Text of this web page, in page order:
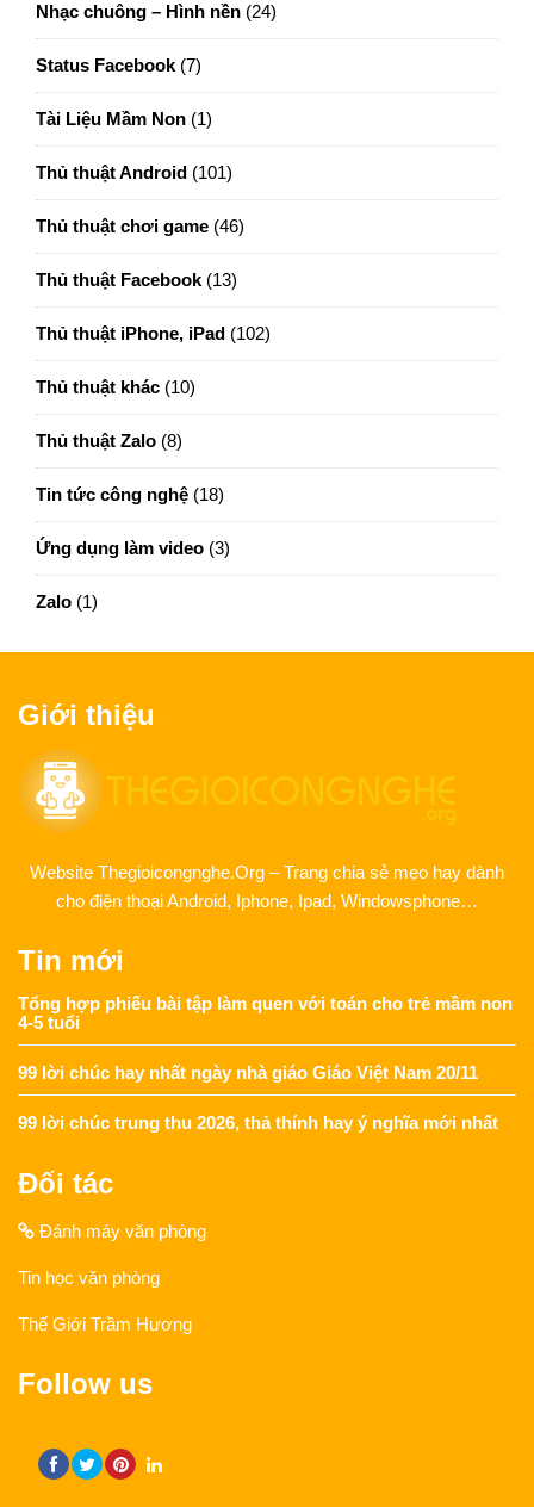
Nhạc chuông – Hình nền (24)
Status Facebook (7)
Tài Liệu Mầm Non (1)
Thủ thuật Android (101)
Thủ thuật chơi game (46)
Thủ thuật Facebook (13)
Thủ thuật iPhone, iPad (102)
Thủ thuật khác (10)
Thủ thuật Zalo (8)
Tin tức công nghệ (18)
Ứng dụng làm video (3)
Zalo (1)
Giới thiệu
Website Thegioicongnghe.Org – Trang chia sẻ mẹo hay dành
cho điện thoại Android, Iphone, Ipad, Windowsphone…
Tin mới
Tổng hợp phiếu bài tập làm quen với toán cho trẻ mầm non
4-5 tuổi
99 lời chúc hay nhất ngày nhà giáo Giáo Việt Nam 20/11
99 lời chúc trung thu 2026, thả thính hay ý nghĩa mới nhất
Đối tác
Đánh máy văn phòng
Tin học văn phòng
Thế Giới Trầm Hương
Follow us